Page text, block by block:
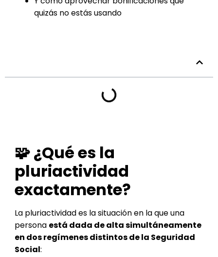
quizás no estás usando
🧩 ¿Qué es la
pluriactividad
exactamente?
La pluriactividad es la situación en la que una
persona está dada de alta simultáneamente
en dos regímenes distintos de la Seguridad
Social: